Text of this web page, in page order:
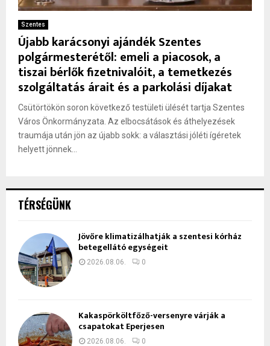
Szentes
Újabb karácsonyi ajándék Szentes
polgármesterétől: emeli a piacosok, a
tiszai bérlők fizetnivalóit, a temetkezés
szolgáltatás árait és a parkolási díjakat
Csütörtökön soron következő testületi ülését tartja Szentes
Város Önkormányzata. Az elbocsátások és áthelyezések
traumája után jön az újabb sokk: a választási jóléti ígéretek
helyett jönnek...
TÉRSÉGÜNK
Jövőre klimatizálhatják a szentesi kórház
betegellátó egységeit
2026.08.06. 0
Kakaspörköltfőző-versenyre várják a
csapatokat Eperjesen
2026.08.06. 0